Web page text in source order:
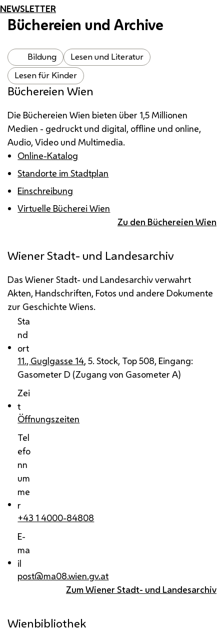
NEWSLETTER
Büchereien und Archive
Bildung
Lesen und Literatur
Lesen für Kinder
Büchereien Wien
Die Büchereien Wien bieten über 1,5 Millionen
Medien - gedruckt und digital, offline und online,
Audio, Video und Multimedia.
Online-Katalog
Standorte im Stadtplan
Einschreibung
Virtuelle Bücherei Wien
Zu den Büchereien Wien
Wiener Stadt- und Landesarchiv
Das Wiener Stadt- und Landesarchiv verwahrt
Akten, Handschriften, Fotos und andere Dokumente
zur Geschichte Wiens.
Sta
nd
ort
11., Guglgasse 14, 5. Stock, Top 508, Eingang:
Gasometer D (Zugang von Gasometer A)
Zei
t
Öffnungszeiten
Tel
efo
nn
um
me
r
+43 1 4000-84808
E-
ma
il
post@ma08.wien.gv.at
Zum Wiener Stadt- und Landesarchiv
Wienbibliothek